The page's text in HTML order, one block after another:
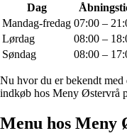
Dag
Mandag-fredag 07:00 –
Lørdag
08:00 –
Søndag
08:00 –
Nu hvor du er bekendt
indkøb hos Meny Østervrå
Menu hos Meny